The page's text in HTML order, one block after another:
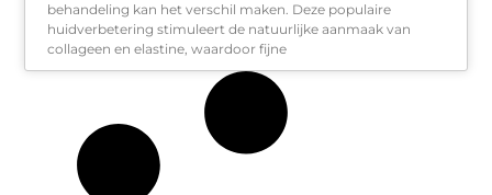
behandeling kan het verschil maken. Deze populaire
huidverbetering stimuleert de natuurlijke aanmaak van
collageen en elastine, waardoor fijne